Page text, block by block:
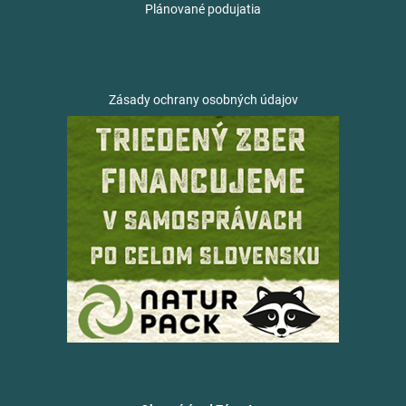
Plánované podujatia
Zásady ochrany osobných údajov